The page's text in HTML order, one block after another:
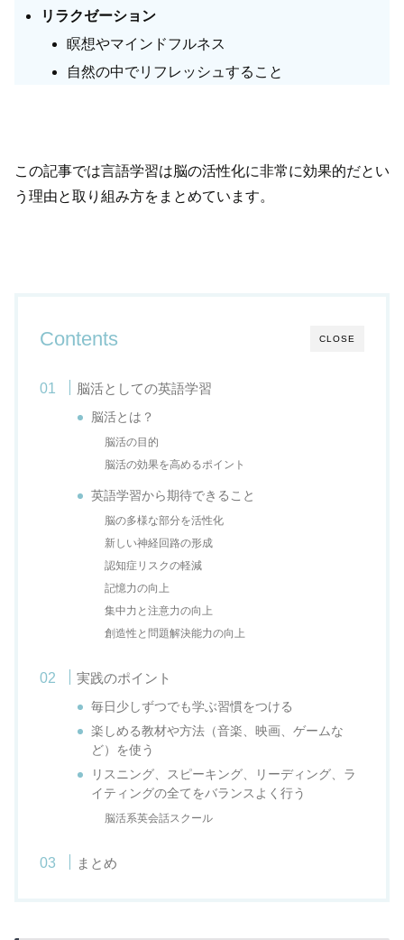
リラクゼーション
瞑想やマインドフルネス
自然の中でリフレッシュすること
この記事では言語学習は脳の活性化に非常に効果的だとい
う理由と取り組み方をまとめています。
CLOSE
Contents
脳活としての英語学習
脳活とは？
脳活の目的
脳活の効果を高めるポイント
英語学習から期待できること
脳の多様な部分を活性化
新しい神経回路の形成
認知症リスクの軽減
記憶力の向上
集中力と注意力の向上
創造性と問題解決能力の向上
実践のポイント
毎日少しずつでも学ぶ習慣をつける
楽しめる教材や方法（音楽、映画、ゲームな
ど）を使う
リスニング、スピーキング、リーディング、ラ
イティングの全てをバランスよく行う
脳活系英会話スクール
まとめ